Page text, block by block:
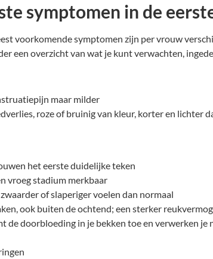
symptomen in de
voorkomende symptomen zijn per vrouw
een overzicht van wat je kunt verwachten,
maar milder
roze of bruinig van kleur, korter en lichter
het eerste duidelijke teken
vroeg stadium merkbaar
of slaperiger voelen dan normaal
ook buiten de ochtend; een sterker
de doorbloeding in je bekken toe en verwerken